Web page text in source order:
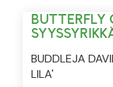
BUTTERFLY
BUDDLEJA
LILA'